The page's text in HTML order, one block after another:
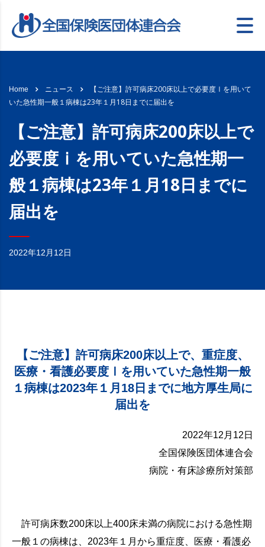
Home ニュース
【ご注意】許可病床200床以上で必要度Ⅰを用いて
いた急性期一般１病棟は23年１月18日までに届出を
【ご注意】許可病床200床以上で
必要度ⅰを用いていた急性期一
般１病棟は23年１月18日までに
届出を
2022年12月12日
【ご注意】許可病床200床以上で、重症度、
医療・看護必要度Ⅰを用いていた急性期一般
１病棟は2023年１月18日までに地方厚生局に
届出を
2022年12月12日
全国保険医団体連合会
病院・有床診療所対策部
許可病床数200床以上400床未満の病院における急性期
一般１の病棟は、2023年１月から重症度、医療・看護必